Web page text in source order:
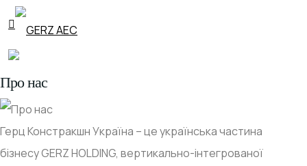
Про нас
Герц Констракшн Україна – це українська частина
бізнесу GERZ HOLDING, вертикально-інтегрованої